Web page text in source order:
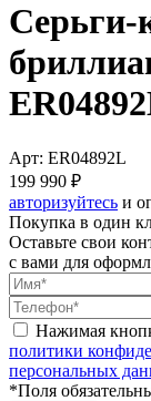
Серьги-
Арт: ER04892L
199 990 ₽
авторизуйтесь и
Покупка в один
Оставьте свои
с вами для
Нажимая
политики
персональных
*Поля